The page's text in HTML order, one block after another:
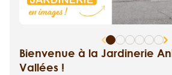
Bienvenue à la Jardinerie
Vallées !